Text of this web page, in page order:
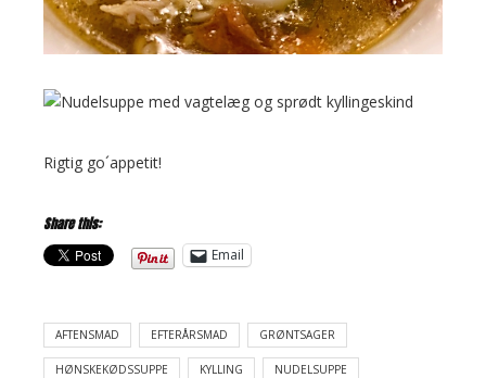
Rigtig go´appetit!
Share this:
Email
AFTENSMAD EFTERÅRSMAD GRØNTSAGER
HØNSKEKØDSSUPPE KYLLING NUDELSUPPE